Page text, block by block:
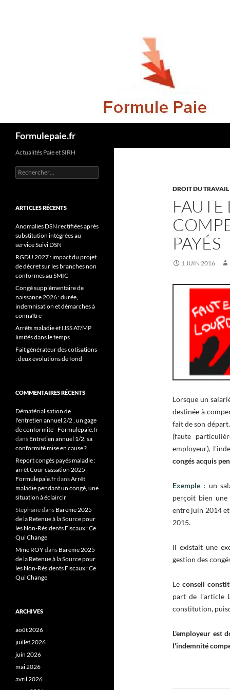
Formulepaie.fr
DROIT DU TRAVAIL
PAYÉS
1 JUIN 2016
Lorsque un
destinée à
fait de son
(faute
employeur),
congés acquis
Exemple : un
perçoit bien une
entre juin 2014
2015.
Il existait une
gestion des
Leconseil
part de l'article
constitution,
L'employeur est
l'indemnité
Actualités Paie et SIRH
Rechercher :
ARTICLES RÉCENTS
Anomalies DSN rectifiées après
substitution intégrées au
service Suivi DSN
RGDU 2027 : impact du projet
de décret sur les branches non
conformes au SMIC
Congé supplémentaire de
naissance 2026 : durée,
indemnisation et démarches à
connaître
Arrêts maladie et IJSS AT/MP
limités dans le temps
Fait générateur des cotisations
: deux évolutions de fond
COMMENTAIRES RÉCENTS
Dématérialisation de
l'entretien annuel 2/2 , un gage
de conformité - Formulepaie.fr
dans Entretien annuel 1/2, sa
conformité mise en cause ?
Report congés payés maladie :
arrêt Cour cassation 2025 -
Formulepaie.frdansArrêt
maladie pendant un congé, une
situation à éclaircir
Stephanedans Barème 2025
de la Retenue à la Source pour
les Non-Résidents Fiscaux : Ce
Qui Change
Mme ROYdans Barème 2025
de la Retenue à la Source pour
les Non-Résidents Fiscaux : Ce
Qui Change
ARCHIVES
août 2026
juillet 2026
juin 2026
mai 2026
avril 2026